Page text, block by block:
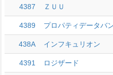
4387 ＺＵＵ
4389 プロパティデータバ
438A インフキュリオン
4391 ロジザード